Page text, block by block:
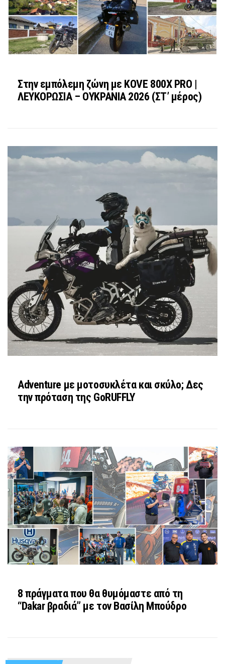
Στην εμπόλεμη ζώνη με KOVE 800X PRO |
ΛΕΥΚΟΡΩΣΙΑ – ΟΥΚΡΑΝΙΑ 2026 (ΣΤ’ μέρος)
Adventure με μοτοσυκλέτα και σκύλο; Δες
την πρόταση της GoRUFFLY
8 πράγματα που θα θυμόμαστε από τη
“Dakar βραδιά” με τον Βασίλη Μπούδρο